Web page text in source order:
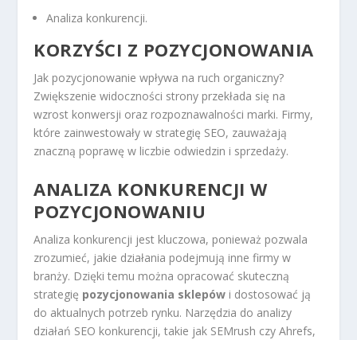
Analiza konkurencji.
KORZYŚCI Z POZYCJONOWANIA
Jak pozycjonowanie wpływa na ruch organiczny?
Zwiększenie widoczności strony przekłada się na
wzrost konwersji oraz rozpoznawalności marki. Firmy,
które zainwestowały w strategię SEO, zauważają
znaczną poprawę w liczbie odwiedzin i sprzedaży.
ANALIZA KONKURENCJI W
POZYCJONOWANIU
Analiza konkurencji jest kluczowa, ponieważ pozwala
zrozumieć, jakie działania podejmują inne firmy w
branży. Dzięki temu można opracować skuteczną
strategię pozycjonowania sklepów i dostosować ją
do aktualnych potrzeb rynku. Narzędzia do analizy
działań SEO konkurencji, takie jak SEMrush czy Ahrefs,